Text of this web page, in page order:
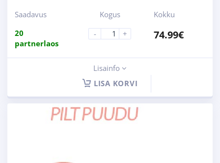
Saadavus
20
partnerlaos
Kogus
-
+
Kokku
74.99€
Lisainfo
LISA KORVI